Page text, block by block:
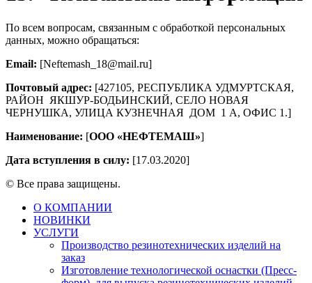
По всем вопросам, связанным с обработкой персональных
данных, можно обращаться:
Email: [Neftemash_18@mail.ru]
Почтовый адрес: [427105, РЕСПУБЛИКА УДМУРТСКАЯ,
РАЙОН ЯКШУР-БОДЬИНСКИЙ, СЕЛО НОВАЯ
ЧЕРНУШКА, УЛИЦА КУЗНЕЧНАЯ ДОМ 1 А, ОФИС 1.]
Наименование: [ООО «НЕФТЕМАШ»]
Дата вступления в силу: [17.03.2020]
© Все права защищены.
О КОМПАНИИ
НОВИНКИ
УСЛУГИ
Производство резинотехнических изделий на
заказ
Изготовление технологической оснастки (Пресс-